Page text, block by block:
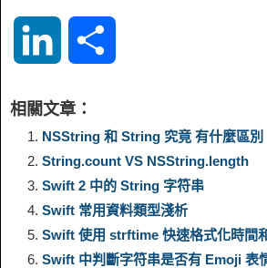
o
y
L
i
n
g
r
a
b
o
n
k
e
a
r
e
相關文章：
NSString 和 String 究竟 有什麼區別
String.count VS NSString.length
Swift 2 中的 String 字符串
Swift 常用資料類型淺析
Swift 使用 strftime 快速格式化時間
Swift 中判斷字符串是否有 Emoji 表